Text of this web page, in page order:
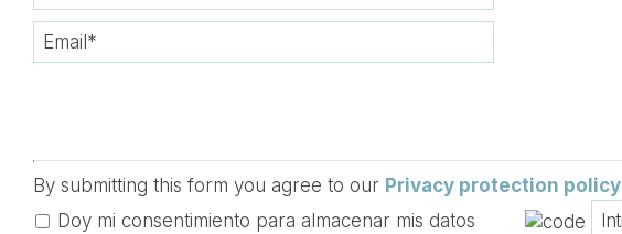
By submitting this form you agree to our Privacy protection policy
Doy mi consentimiento para almacenar mis datos